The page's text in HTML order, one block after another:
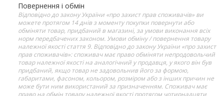
Повернення і обмін
Відповідно до закону України «про захист прав споживачів» ви
можете протягом 14 днів з моменту покупки повернути або
обміняти товар, придбаний в магазині, за умови виконання всіх
норм передбачених законом. Умови обміну / повернення товару
належної якості стаття 9. Відповідно до закону України «про захист
прав споживачів»: споживач має право обміняти непродовольчий
товар належної якості на аналогічний у продавця, у якого він був
придбаний, якщо товар не задовольнив його за формою,
габаритами, фасоном, кольором, розміром або з інших причин не
може бути ним використаний за призначенням. Споживач має
право на обмін товару належної якості протягом чотирнадцяти